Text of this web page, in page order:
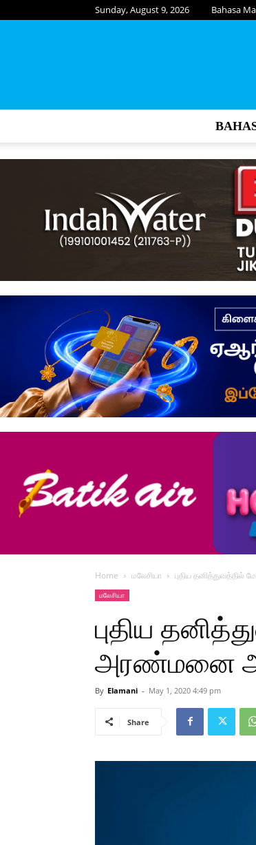
Sunday, August 9, 2026 Bahasa
Home மலேசியா புதிய
மலேசியா
புதிய
அரண்மனை
By Elamani - May 1, 2020 4:49 pm
Share